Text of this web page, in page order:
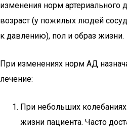
изменения норм артериального
возраст (у пожилых людей
к давлению), пол и образ жизни.
При изменениях норм АД
лечение:
При небольших
жизни пациента. Часто